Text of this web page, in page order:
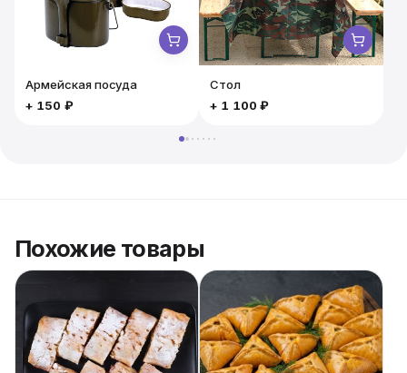
мы позаботимся о безупречном сервисе!
Армейская посуда
+ 150 ₽
Стол
+ 1 100 ₽
Похожие товары